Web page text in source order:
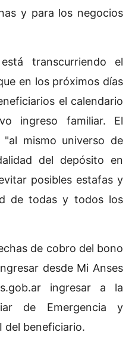
y para los negocios
transcurriendo el
en los próximos días
el calendario
ingreso familiar. El
mismo universo de
del depósito en
posibles estafas y
de todas y todos los
de cobro del bono
desde Mi Anses
ingresar a la
de Emergencia y
del beneficiario.